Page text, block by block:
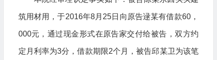
筑用材用，于2016年8月25日向原告逯某有借款60，
000元，通过现金形式在原告家交付给被告，双方约
定月利率为3分，借款期限2个月，被告邱某卫为该笔